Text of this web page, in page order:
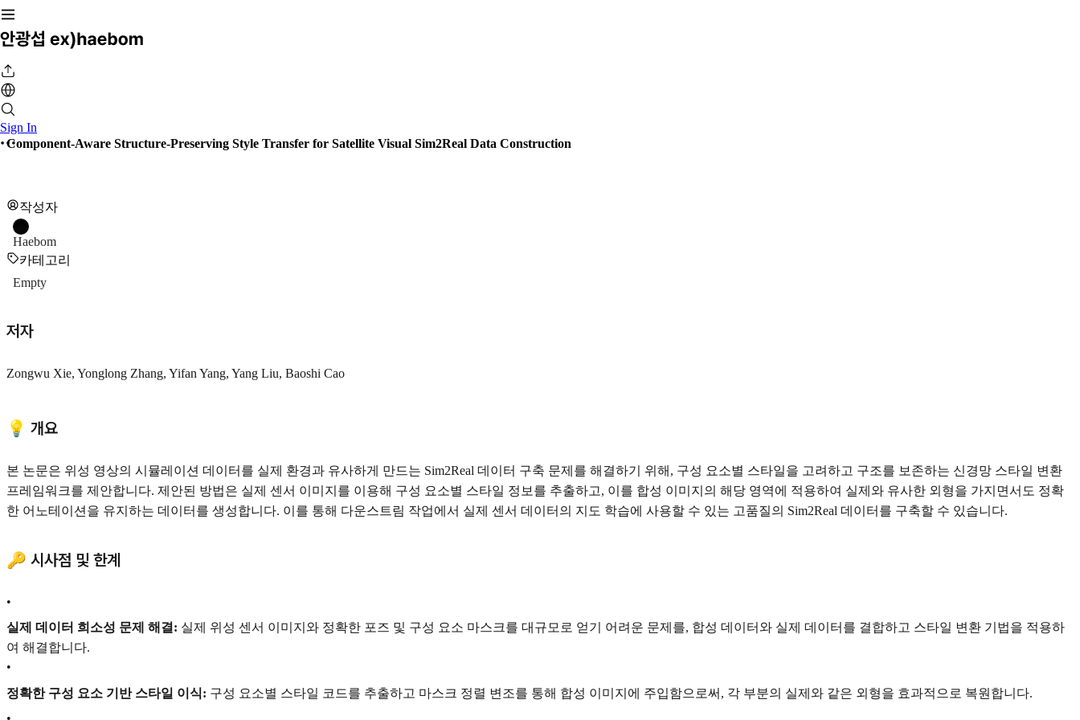
Sign In
Component-Aware Structure-Preserving Style Transfer for Satellite Visual Sim2Real Data Construction
작성자
Haebom
카테고리
Empty
저자
Zongwu Xie, Yonglong Zhang, Yifan Yang, Yang Liu, Baoshi Cao
💡 개요
본 논문은 위성 영상의 시뮬레이션 데이터를 실제 환경과 유사하게 만드는 Sim2Real 데이터 구축 문제를 해결하기 위해, 구성 요소별 스타일을 고려하고 구조를 보존하는 신경망 스타일 변환
프레임워크를 제안합니다. 제안된 방법은 실제 센서 이미지를 이용해 구성 요소별 스타일 정보를 추출하고, 이를 합성 이미지의 해당 영역에 적용하여 실제와 유사한 외형을 가지면서도 정확
한 어노테이션을 유지하는 데이터를 생성합니다. 이를 통해 다운스트림 작업에서 실제 센서 데이터의 지도 학습에 사용할 수 있는 고품질의 Sim2Real 데이터를 구축할 수 있습니다.
🔑 시사점 및 한계
•
실제 데이터 희소성 문제 해결: 실제 위성 센서 이미지와 정확한 포즈 및 구성 요소 마스크를 대규모로 얻기 어려운 문제를, 합성 데이터와 실제 데이터를 결합하고 스타일 변환 기법을 적용하
여 해결합니다.
•
정확한 구성 요소 기반 스타일 이식: 구성 요소별 스타일 코드를 추출하고 마스크 정렬 변조를 통해 합성 이미지에 주입함으로써, 각 부분의 실제와 같은 외형을 효과적으로 복원합니다.